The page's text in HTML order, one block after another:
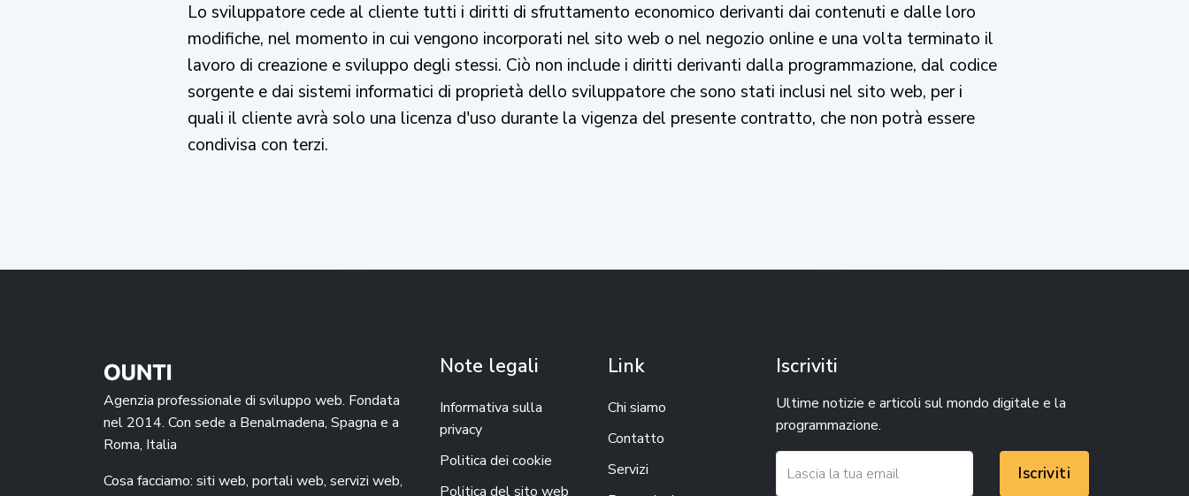
Lo sviluppatore cede al cliente tutti i diritti di sfruttamento economico derivanti dai contenuti e dalle loro
modifiche, nel momento in cui vengono incorporati nel sito web o nel negozio online e una volta terminato il
lavoro di creazione e sviluppo degli stessi. Ciò non include i diritti derivanti dalla programmazione, dal codice
sorgente e dai sistemi informatici di proprietà dello sviluppatore che sono stati inclusi nel sito web, per i
quali il cliente avrà solo una licenza d'uso durante la vigenza del presente contratto, che non potrà essere
condivisa con terzi.
Agenzia professionale di sviluppo web. Fondata
nel 2014. Con sede a Benalmadena, Spagna e a
Roma, Italia
Cosa facciamo: siti web, portali web, servizi web,
Note legali
Informativa sulla
privacy
Politica dei cookie
Politica del sito web
Link
Chi siamo
Contatto
Servizi
Iscriviti
Ultime notizie e articoli sul mondo digitale e la
programmazione.
Iscriviti